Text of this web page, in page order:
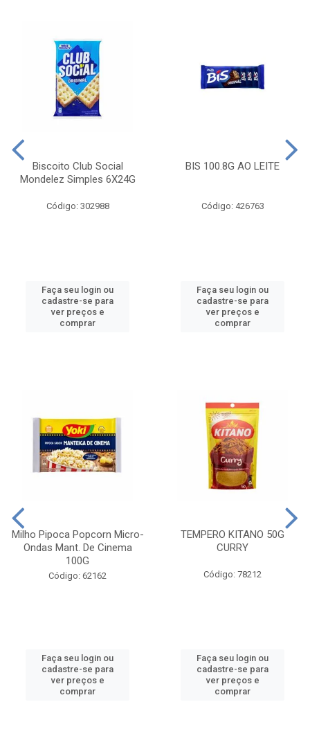
Biscoito Club Social
Mondelez Simples 6X24G
Código: 302988
Faça seu login ou
cadastre-se para
ver preços e
comprar
BIS 100.8G AO LEITE
Código: 426763
Faça seu login ou
cadastre-se para
ver preços e
comprar
Milho Pipoca Popcorn Micro-
Ondas Mant. De Cinema
100G
Código: 62162
Faça seu login ou
cadastre-se para
ver preços e
comprar
TEMPERO KITANO 50G
CURRY
Código: 78212
Faça seu login ou
cadastre-se para
ver preços e
comprar